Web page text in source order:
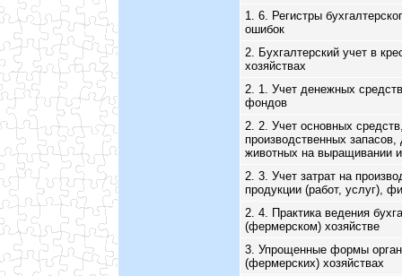
1. 6. Регистры
ошибок
2. Бухгалтерский учет в
хозяйствах
2. 1. Учет денежных
фондов
2. 2. Учет основных
производственных
животных на выращивании
2. 3. Учет затрат на
продукции (работ, услуг),
2. 4. Практика ведения
(фермерском) хозяйстве
3. Упрощенные формы
(фермерских) хозяйствах